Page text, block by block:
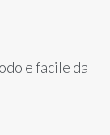
e facile da